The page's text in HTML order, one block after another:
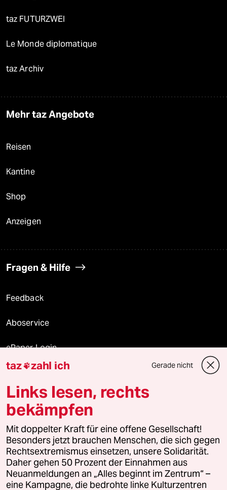
taz FUTURZWEI
Le Monde diplomatique
taz Archiv
Mehr taz Angebote
Reisen
Kantine
Shop
Anzeigen
Fragen & Hilfe
Feedback
Aboservice
ePaper Login
Downloads für Abonnierende
© 2026 taz Verlags und Vertriebs GmbH
Alle Rechte vorbehalten. Bei rechtlichen Fragen oder für Genehmigungen
wenden Sie sich bitte an
lizenzen@taz.de
Feedback Redaktionsstatut Kommune-Richtlinien
taz zahl ich Gerade nicht
Links lesen, rechts
bekämpfen
Mit doppelter Kraft für eine offene Gesellschaft!
Besonders jetzt brauchen Menschen, die sich gegen
Rechtsextremismus einsetzen, unsere Solidarität.
Daher gehen 50 Prozent der Einnahmen aus
Neuanmeldungen an „Alles beginnt im Zentrum“ –
eine Kampagne, die bedrohte linke Kulturzentren